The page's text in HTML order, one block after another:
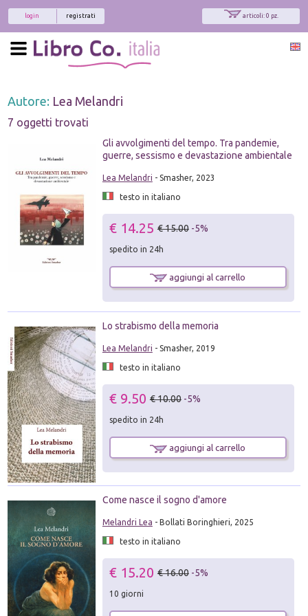
articoli: 0 pz.
registrati
login
Autore: Lea Melandri
7 oggetti trovati
Gli avvolgimenti del tempo. Tra pandemie,
guerre, sessismo e devastazione ambientale
Lea Melandri - Smasher, 2023
testo in italiano
€ 14.25 € 15.00 -5%
spedito in 24h
aggiungi al carrello
Lo strabismo della memoria
Lea Melandri - Smasher, 2019
testo in italiano
€ 9.50 € 10.00 -5%
spedito in 24h
aggiungi al carrello
Come nasce il sogno d'amore
Melandri Lea - Bollati Boringhieri, 2025
testo in italiano
€ 15.20 € 16.00 -5%
10 giorni